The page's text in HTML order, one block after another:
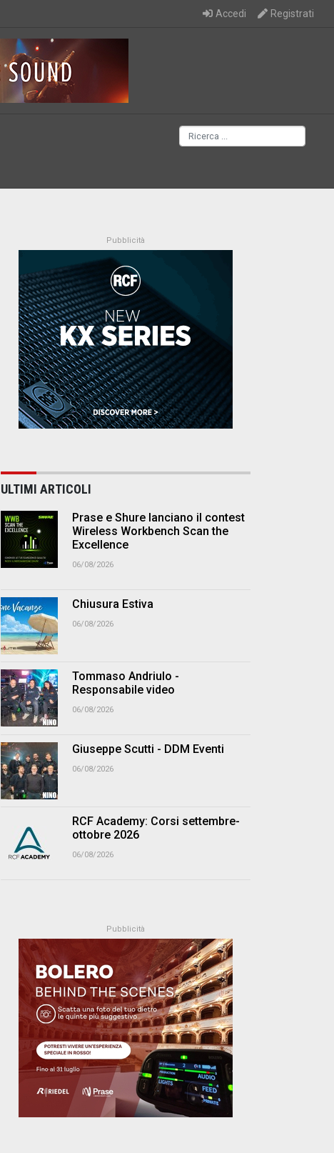
Accedi Registrati
ULTIMI ARTICOLI
Prase e Shure lanciano il contest
Wireless Workbench Scan the
Excellence
06/08/2026
Chiusura Estiva
06/08/2026
Tommaso Andriulo -
Responsabile video
06/08/2026
Giuseppe Scutti - DDM Eventi
06/08/2026
RCF Academy: Corsi settembre-
ottobre 2026
06/08/2026